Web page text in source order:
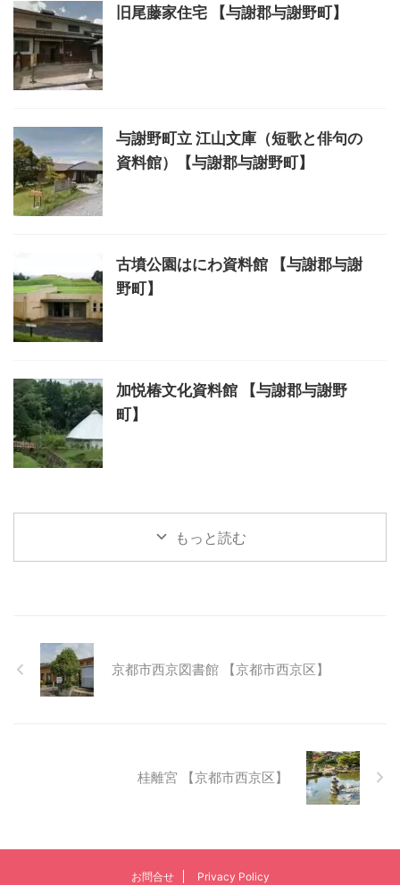
旧尾藤家住宅 【与謝郡与謝野町】
与謝野町立 江山文庫（短歌と俳句の
資料館）【与謝郡与謝野町】
古墳公園はにわ資料館 【与謝郡与謝
野町】
加悦椿文化資料館 【与謝郡与謝野
町】
もっと読む
京都市西京図書館 【京都市西京区】
桂離宮 【京都市西京区】
お問合せ Privacy Policy